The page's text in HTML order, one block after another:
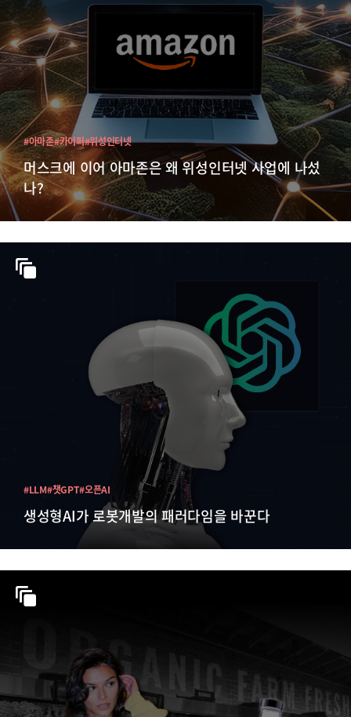
머스크에 이어 아마존은 왜 위성인터넷 사업에 나섰
나?
#아마존#카이퍼#위성인터넷
생성형AI가 로봇개발의 패러다임을 바꾼다
#LLM#챗GPT#오픈AI